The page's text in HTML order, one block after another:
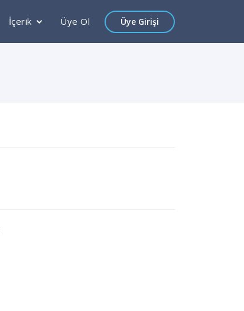
İçerik Üye Ol Üye Girişi